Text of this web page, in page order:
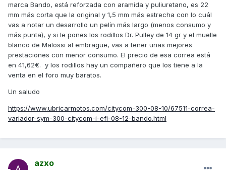
marca Bando, está reforzada con aramida y puliuretano, es 22
mm más corta que la original y 1,5 mm más estrecha con lo cuál
vas a notar un desarrollo un pelín más largo (menos consumo y
más punta), y si le pones los rodillos Dr. Pulley de 14 gr y el muelle
blanco de Malossi al embrague, vas a tener unas mejores
prestaciones con menor consumo. El precio de esa correa está
en 41,62€. y los rodillos hay un compañero que los tiene a la
venta en el foro muy baratos.
Un saludo
https://www.ubricarmotos.com/citycom-300-08-10/67511-correa-
variador-sym-300-citycom-i-efi-08-12-bando.html
azxo